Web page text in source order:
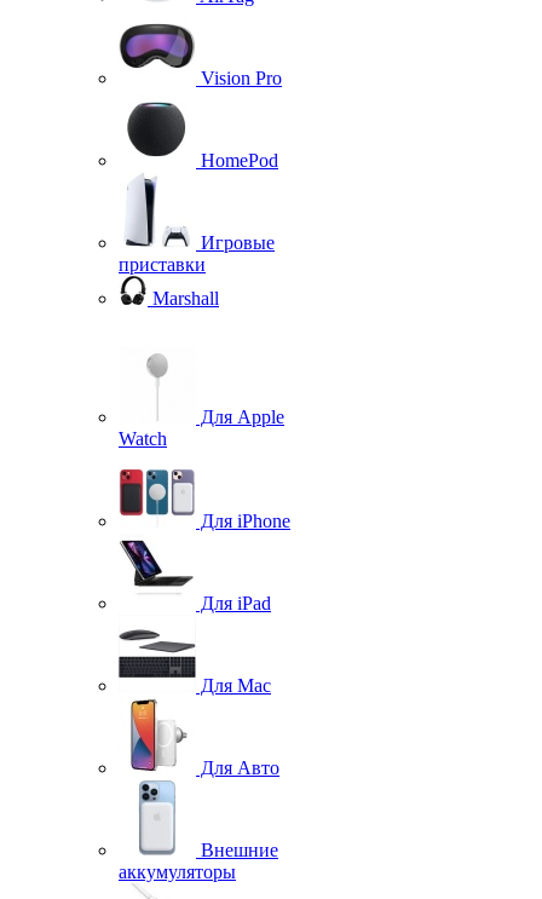
Vision Pro
HomePod
Игровые
приставки
Marshall
Для Apple
Watch
Для iPhone
Для iPad
Для Mac
Для Авто
Внешние
аккумуляторы